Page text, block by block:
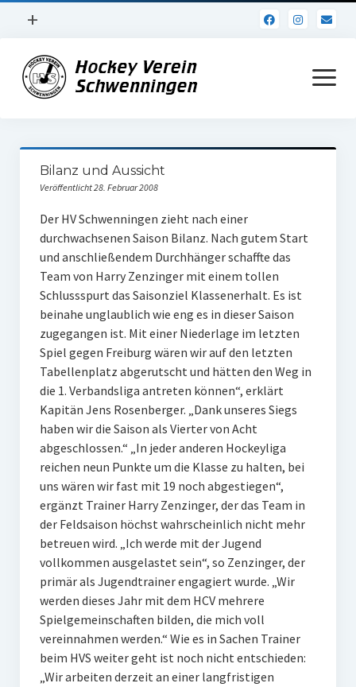
Menü
+
Impressum
Datenschutz
Menü
öffnen
Verein
Daten und Fakten
Vereinsheim
Hockey Shirts
FSJ Stelle
W U16
W U12
M U18
M U12
Internationale Hallenhockeyturnier
Zocker Reloaded
Galerie
Bilanz und Aussicht
Veröffentlicht 28. Februar 2008
Der HV Schwenningen zieht nach einer
durchwachsenen Saison Bilanz. Nach gutem Start
und anschließendem Durchhänger schaffte das
Team von Harry Zenzinger mit einem tollen
Schlussspurt das Saisonziel Klassenerhalt. Es ist
beinahe unglaublich wie eng es in dieser Saison
zugegangen ist. Mit einer Niederlage im letzten
Spiel gegen Freiburg wären wir auf den letzten
Tabellenplatz abgerutscht und hätten den Weg in
die 1. Verbandsliga antreten können“, erklärt
Kapitän Jens Rosenberger. „Dank unseres Siegs
haben wir die Saison als Vierter von Acht
abgeschlossen.“ „In jeder anderen Hockeyliga
reichen neun Punkte um die Klasse zu halten, bei
uns wären wir fast mit 19 noch abgestiegen“,
ergänzt Trainer Harry Zenzinger, der das Team in
der Feldsaison höchst wahrscheinlich nicht mehr
betreuen wird. „Ich werde mit der Jugend
vollkommen ausgelastet sein“, so Zenzinger, der
primär als Jugendtrainer engagiert wurde. „Wir
werden dieses Jahr mit dem HCV mehrere
Spielgemeinschaften bilden, die mich voll
vereinnahmen werden.“ Wie es in Sachen Trainer
beim HVS weiter geht ist noch nicht entschieden:
„Wir arbeiten derzeit an einer langfristigen